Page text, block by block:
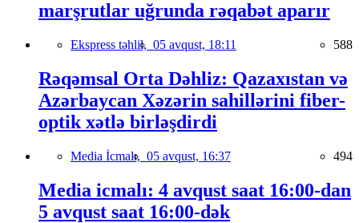
marşrutlar uğrunda rəqabət aparır
Ekspress təhlil, 05 avqust, 18:11 588
Rəqəmsal Orta Dəhliz: Qazaxıstan və
Azərbaycan Xəzərin sahillərini fiber-
optik xətlə birləşdirdi
Media İcmalı, 05 avqust, 16:37 494
Media icmalı: 4 avqust saat 16:00-dan
5 avqust saat 16:00-dək